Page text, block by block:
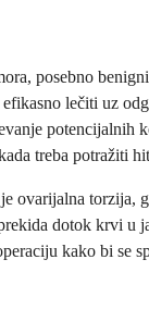
posebno
lečiti uz
potencijalnih
treba potražiti
ovarijalna torzija,
dotok krvi u
kako bi se